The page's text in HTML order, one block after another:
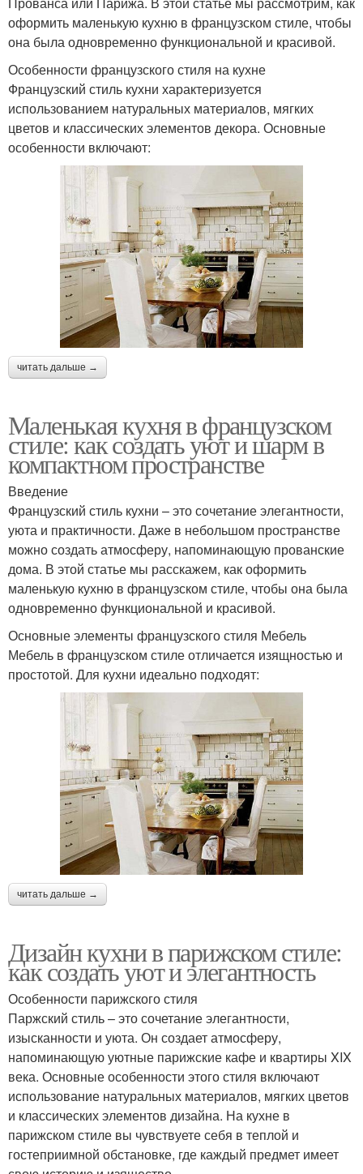
оформить маленькую кухню в французском стиле, чтобы
она была одновременно функциональной и красивой.
Особенности французского стиля на кухне
Французский стиль кухни характеризуется
использованием натуральных материалов, мягких
цветов и классических элементов декора. Основные
особенности включают:
читать дальше →
Маленькая кухня в французском
стиле: как создать уют и шарм в
компактном пространстве
Введение
Французский стиль кухни – это сочетание элегантности,
уюта и практичности. Даже в небольшом пространстве
можно создать атмосферу, напоминающую прованские
дома. В этой статье мы расскажем, как оформить
маленькую кухню в французском стиле, чтобы она была
одновременно функциональной и красивой.
Основные элементы французского стиля Мебель
Мебель в французском стиле отличается изящностью и
простотой. Для кухни идеально подходят:
читать дальше →
Дизайн кухни в парижском стиле:
как создать уют и элегантность
Особенности парижского стиля
Паржский стиль – это сочетание элегантности,
изысканности и уюта. Он создает атмосферу,
напоминающую уютные парижские кафе и квартиры XIX
века. Основные особенности этого стиля включают
использование натуральных материалов, мягких цветов
и классических элементов дизайна. На кухне в
парижском стиле вы чувствуете себя в теплой и
гостеприимной обстановке, где каждый предмет имеет